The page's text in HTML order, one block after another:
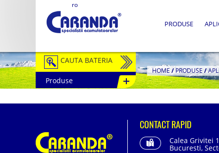
ro
PRODUSE
CAUTA BATERIA
Auto / Moto
Tractiune
Stationare
Produse
HOME/PRODUSE /
CONTACT RAPID
Calea Grivitei
Bucuresti,